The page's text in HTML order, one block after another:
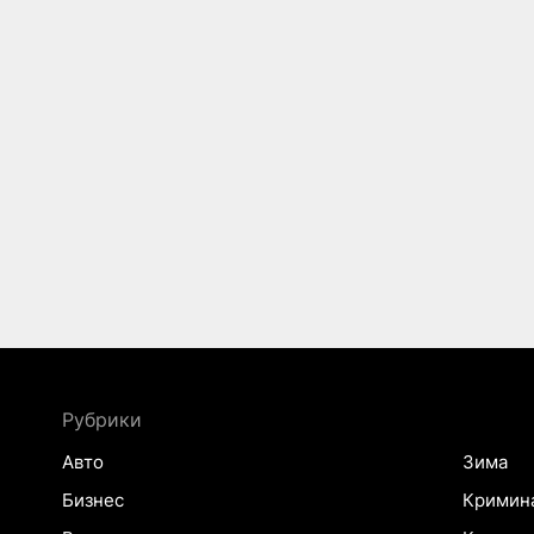
Рубрики
Авто
Бизнес
Зима